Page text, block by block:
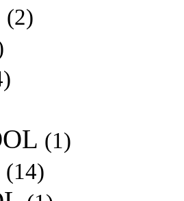
(2)
(1)
(14)